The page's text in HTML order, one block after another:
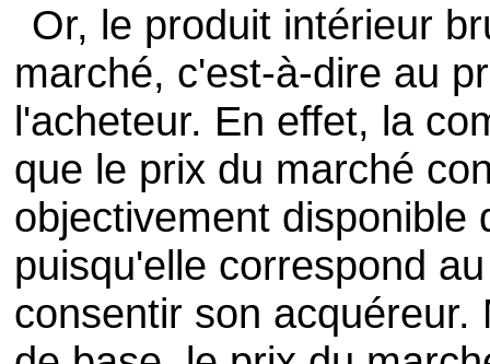
Or, le produit intérieur
marché, c'est-à-dire au
l'acheteur. En effet, la
que le prix du marché
objectivement disponible
puisqu'elle correspond
consentir son